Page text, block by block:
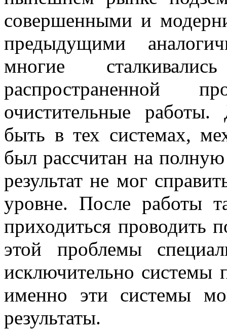
совершенными и
предыдущими
многие
распространенной
очистительные
быть в тех системах,
был рассчитан на
результат не мог
уровне. После работы
приходиться проводить
этой проблемы
исключительно системы
именно эти системы
результаты.